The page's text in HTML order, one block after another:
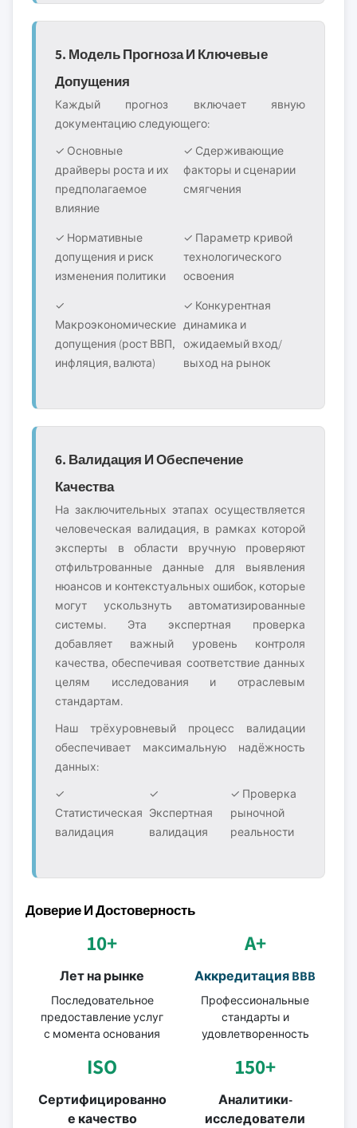
5. Модель Прогноза И Ключевые
Допущения
Каждый прогноз включает явную
документацию следующего:
✓ Основные
драйверы роста и их
предполагаемое
влияние
✓ Сдерживающие
факторы и сценарии
смягчения
✓ Нормативные
допущения и риск
изменения политики
✓ Параметр кривой
технологического
освоения
✓
Макроэкономические
допущения (рост ВВП,
инфляция, валюта)
✓ Конкурентная
динамика и
ожидаемый вход/
выход на рынок
6. Валидация И Обеспечение
Качества
На заключительных этапах осуществляется
человеческая валидация, в рамках которой
эксперты в области вручную проверяют
отфильтрованные данные для выявления
нюансов и контекстуальных ошибок, которые
могут ускользнуть автоматизированные
системы. Эта экспертная проверка
добавляет важный уровень контроля
качества, обеспечивая соответствие данных
целям исследования и отраслевым
стандартам.
Наш трёхуровневый процесс валидации
обеспечивает максимальную надёжность
данных:
✓
Статистическая
валидация
✓
Экспертная
валидация
✓ Проверка
рыночной
реальности
Доверие И Достоверность
10+
Лет на рынке
Последовательное
предоставление услуг
с момента основания
A+
Аккредитация BBB
Профессиональные
стандарты и
удовлетворенность
ISO
Сертифицированно
е качество
150+
Аналитики-
исследователи